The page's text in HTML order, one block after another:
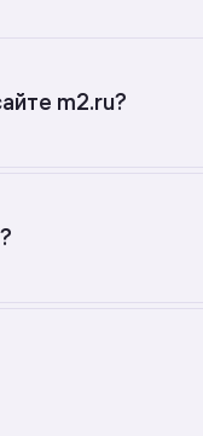
m2.ru?